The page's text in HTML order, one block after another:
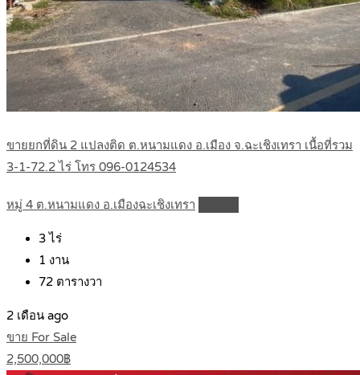
ขายยกที่ดิน 2 แปลงติด ต.หนามแดง อ.เมือง จ.ฉะเชิงเทรา เนื้อที่รวม
3-1-72.2 ไร่ โทร 096-0124534
หมู่ 4 ต.หนามแดง อ.เมืองฉะเชิงเทรา
3 ไร่
1 งาน
72 ตารางวา
2 เดือน ago
ขาย For Sale
2,500,000฿